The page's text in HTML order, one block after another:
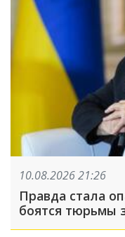
10.08.2026 21:26
Правда стала
боятся тюрьмы